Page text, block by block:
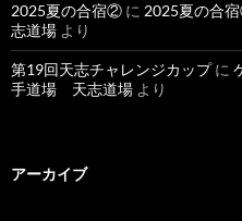
2025夏の合宿② に 2025夏の合
志道場 より
第19回天志チャレンジカップに
手道場 天志道場 より
アーカイブ